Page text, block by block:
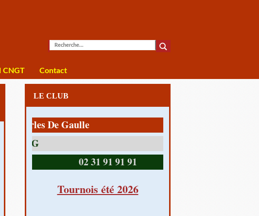
CNGT Contact
LE CLUB
De Gaulle
02 31 91 91 91
Tournois été 2026